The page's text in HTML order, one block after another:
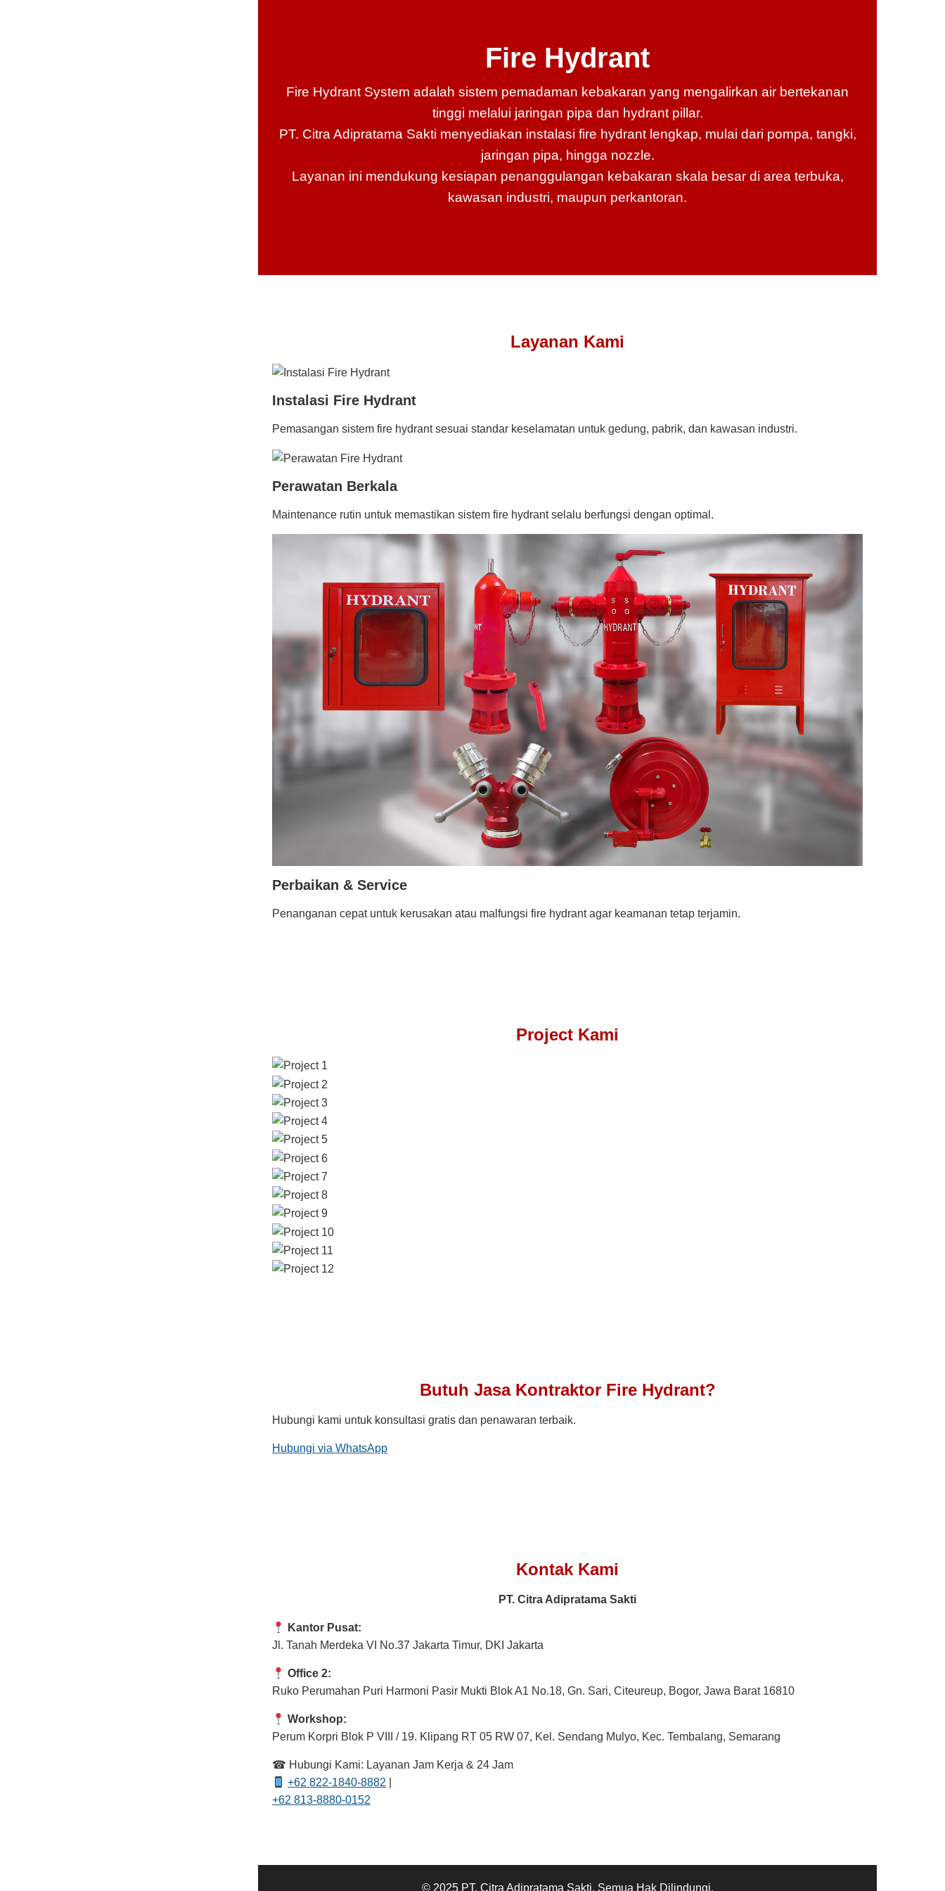
Fire Hydrant
Fire Hydrant System adalah sistem pemadaman kebakaran yang mengalirkan air bertekanan
tinggi melalui jaringan pipa dan hydrant pillar.
PT. Citra Adipratama Sakti menyediakan instalasi fire hydrant lengkap, mulai dari pompa, tangki,
jaringan pipa, hingga nozzle.
Layanan ini mendukung kesiapan penanggulangan kebakaran skala besar di area terbuka,
kawasan industri, maupun perkantoran.
Layanan Kami
Instalasi Fire Hydrant
Pemasangan sistem fire hydrant sesuai standar keselamatan untuk gedung, pabrik, dan kawasan industri.
Perawatan Berkala
Maintenance rutin untuk memastikan sistem fire hydrant selalu berfungsi dengan optimal.
Perbaikan & Service
Penanganan cepat untuk kerusakan atau malfungsi fire hydrant agar keamanan tetap terjamin.
Project Kami
Butuh Jasa Kontraktor Fire Hydrant?
Hubungi kami untuk konsultasi gratis dan penawaran terbaik.
Hubungi via WhatsApp
Kontak Kami
PT. Citra Adipratama Sakti
Kantor Pusat:
Jl. Tanah Merdeka VI No.37 Jakarta Timur, DKI Jakarta
Office 2:
Ruko Perumahan Puri Harmoni Pasir Mukti Blok A1 No.18, Gn. Sari, Citeureup, Bogor, Jawa Barat 16810
Workshop:
Perum Korpri Blok P VIII / 19. Klipang RT 05 RW 07, Kel. Sendang Mulyo, Kec. Tembalang, Semarang
☎ Hubungi Kami: Layanan Jam Kerja & 24 Jam
+62 822-1840-8882
+62 813-8880-0152
© 2025 PT. Citra Adipratama Sakti. Semua Hak Dilindungi.